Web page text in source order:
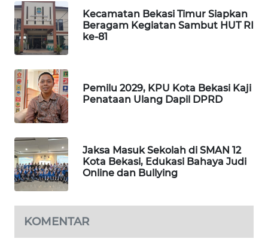
Kecamatan Bekasi Timur Siapkan
Beragam Kegiatan Sambut HUT RI
ke-81
Pemilu 2029, KPU Kota Bekasi Kaji
Penataan Ulang Dapil DPRD
Jaksa Masuk Sekolah di SMAN 12
Kota Bekasi, Edukasi Bahaya Judi
Online dan Bullying
KOMENTAR
HUMBANG
NEWS
GARONGGANG
NEWS
FISUELRI
ENERGI
NEWS
CILEUNGSI
NEWS